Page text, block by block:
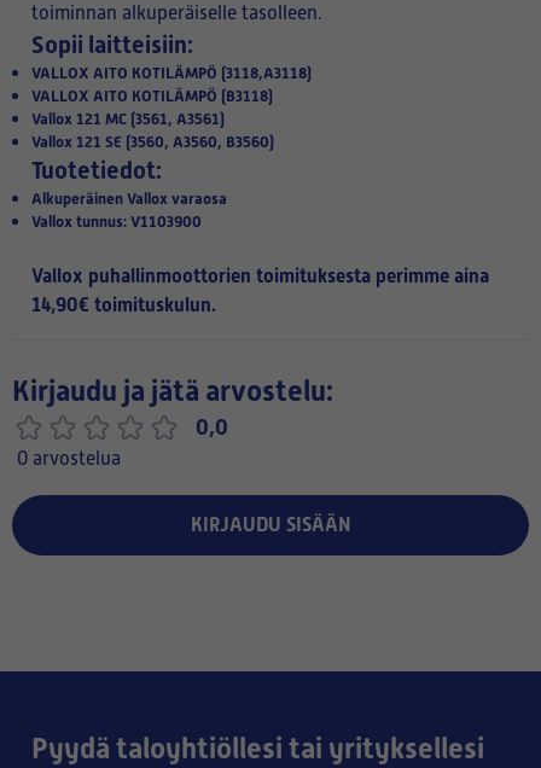
toiminnan alkuperäiselle tasolleen.
Sopii laitteisiin:
VALLOX AITO KOTILÄMPÖ (3118,A3118)
VALLOX AITO KOTILÄMPÖ (B3118)
Vallox 121 MC (3561, A3561)
Vallox 121 SE (3560, A3560, B3560)
Tuotetiedot:
Alkuperäinen Vallox varaosa
Vallox tunnus: V1103900
Vallox puhallinmoottorien toimituksesta perimme aina
14,90€ toimituskulun.
Kirjaudu ja jätä arvostelu:
0,0
0 arvostelua
KIRJAUDU SISÄÄN
Pyydä taloyhtiöllesi tai yrityksellesi